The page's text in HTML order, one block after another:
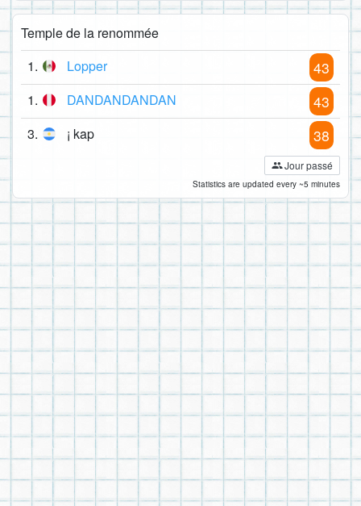
Temple de la renommée
1.
Lopper 43
1. DANDANDANDAN 43
3. ¡ kap 38
Jour passé
Statistics are updated every ~5 minutes